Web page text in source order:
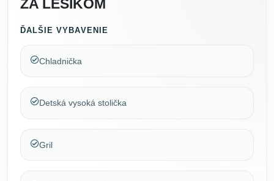
ZA LESÍKOM
ĎALŠIE VYBAVENIE
Chladnička
Detská vysoká stolička
Gril